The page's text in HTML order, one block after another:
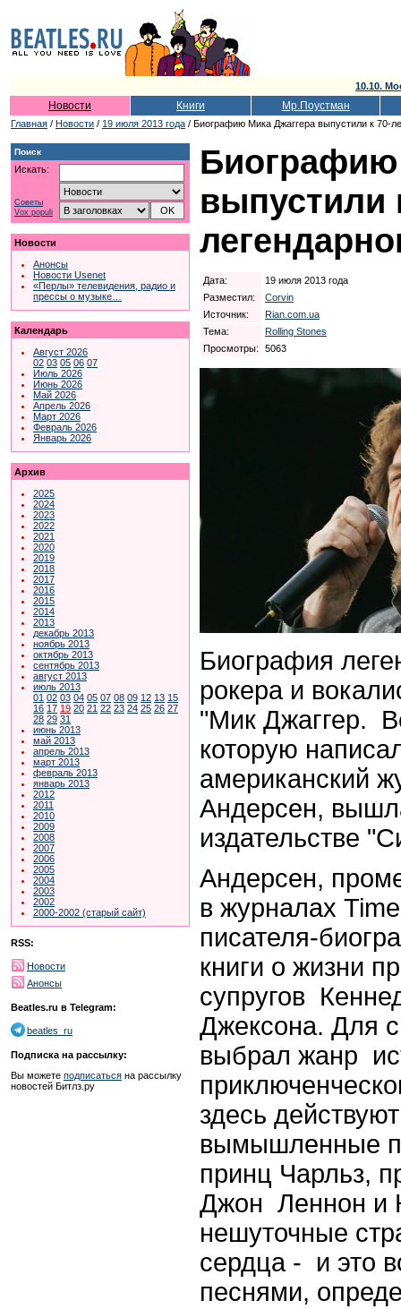
10.10.
Новости Книги Мр.Поустман
Главная / Новости / 19 июля 2013 года / Биографию Мика Джаггера выпустили к 70-
Поиск
Искать:
Советы
Vox populi
Новости
Анонсы
Новости Usenet
«Перлы» телевидения, радио и
прессы о музыке…
Календарь
Август 2026
02 03 05 06 07
Июль 2026
Июнь 2026
Май 2026
Апрель 2026
Март 2026
Февраль 2026
Январь 2026
Архив
2025
2024
2023
2022
2021
2020
2019
2018
2017
2016
2015
2014
2013
декабрь 2013
ноябрь 2013
октябрь 2013
сентябрь 2013
август 2013
июль 2013
01 02 03 04 05 07 08 09 12 13 15
16 17 19 20 21 22 23 24 25 26 27
28 29 31
июнь 2013
май 2013
апрель 2013
март 2013
февраль 2013
январь 2013
2012
2011
2010
2009
2008
2007
2006
2005
2004
2003
2002
2000-2002 (старый сайт)
RSS:
Новости
Анонсы
Beatles.ru в Telegram:
beatles_ru
Подписка на рассылку:
Вы можете подписаться на рассылку
новостей Битлз.ру
Биографию
выпустили
Дата:
19 июля 2013 года
Разместил:
Corvin
Источник:
Rian.com.ua
Тема:
Rolling Stones
Просмотры:
5063
Биография
рокера и
"Мик Джаггер.
которую
американский
Андерсен,
издательстве
Андерсен,
в журналах
писателя-
книги о жизни
супругов
Джексона. Для
выбрал жанр
здесь
вымышленные
принц Чарльз,
Джон Леннон и
нешуточные
сердца - и это
песнями,